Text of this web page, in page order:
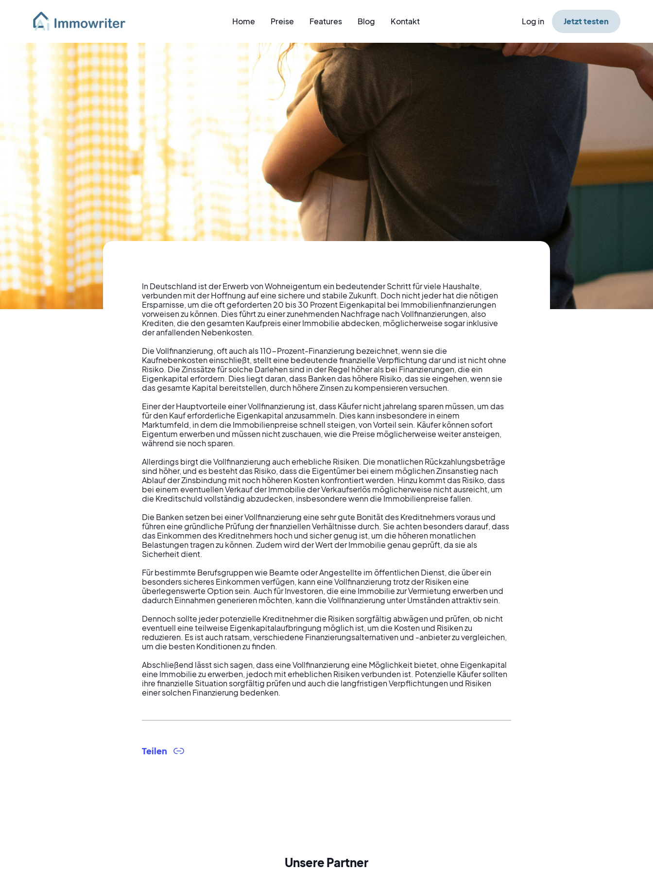
Home Preise Features Blog Kontakt Log in Jetzt testen
Wohneigentum ohne Eigenkapital
Möglichkeiten und Risiken der
Vollfinanzierung in Deutschland
In Deutschland ist der Erwerb von Wohneigentum ein bedeutender Schritt für viele Haushalte,
verbunden mit der Hoffnung auf eine sichere und stabile Zukunft. Doch nicht jeder hat die nötigen
Ersparnisse, um die oft geforderten 20 bis 30 Prozent Eigenkapital bei Immobilienfinanzierungen
vorweisen zu können. Dies führt zu einer zunehmenden Nachfrage nach Vollfinanzierungen, also
Krediten, die den gesamten Kaufpreis einer Immobilie abdecken, möglicherweise sogar inklusive
der anfallenden Nebenkosten.
Die Vollfinanzierung, oft auch als 110-Prozent-Finanzierung bezeichnet, wenn sie die
Kaufnebenkosten einschließt, stellt eine bedeutende finanzielle Verpflichtung dar und ist nicht ohne
Risiko. Die Zinssätze für solche Darlehen sind in der Regel höher als bei Finanzierungen, die ein
Eigenkapital erfordern. Dies liegt daran, dass Banken das höhere Risiko, das sie eingehen, wenn sie
das gesamte Kapital bereitstellen, durch höhere Zinsen zu kompensieren versuchen.
Einer der Hauptvorteile einer Vollfinanzierung ist, dass Käufer nicht jahrelang sparen müssen, um das
für den Kauf erforderliche Eigenkapital anzusammeln. Dies kann insbesondere in einem
Marktumfeld, in dem die Immobilienpreise schnell steigen, von Vorteil sein. Käufer können sofort
Eigentum erwerben und müssen nicht zuschauen, wie die Preise möglicherweise weiter ansteigen,
während sie noch sparen.
Allerdings birgt die Vollfinanzierung auch erhebliche Risiken. Die monatlichen Rückzahlungsbeträge
sind höher, und es besteht das Risiko, dass die Eigentümer bei einem möglichen Zinsanstieg nach
Ablauf der Zinsbindung mit noch höheren Kosten konfrontiert werden. Hinzu kommt das Risiko, dass
bei einem eventuellen Verkauf der Immobilie der Verkaufserlös möglicherweise nicht ausreicht, um
die Kreditschuld vollständig abzudecken, insbesondere wenn die Immobilienpreise fallen.
Die Banken setzen bei einer Vollfinanzierung eine sehr gute Bonität des Kreditnehmers voraus und
führen eine gründliche Prüfung der finanziellen Verhältnisse durch. Sie achten besonders darauf, dass
das Einkommen des Kreditnehmers hoch und sicher genug ist, um die höheren monatlichen
Belastungen tragen zu können. Zudem wird der Wert der Immobilie genau geprüft, da sie als
Sicherheit dient.
Für bestimmte Berufsgruppen wie Beamte oder Angestellte im öffentlichen Dienst, die über ein
besonders sicheres Einkommen verfügen, kann eine Vollfinanzierung trotz der Risiken eine
überlegenswerte Option sein. Auch für Investoren, die eine Immobilie zur Vermietung erwerben und
dadurch Einnahmen generieren möchten, kann die Vollfinanzierung unter Umständen attraktiv sein.
Dennoch sollte jeder potenzielle Kreditnehmer die Risiken sorgfältig abwägen und prüfen, ob nicht
eventuell eine teilweise Eigenkapitalaufbringung möglich ist, um die Kosten und Risiken zu
reduzieren. Es ist auch ratsam, verschiedene Finanzierungsalternativen und -anbieter zu vergleichen,
um die besten Konditionen zu finden.
Abschließend lässt sich sagen, dass eine Vollfinanzierung eine Möglichkeit bietet, ohne Eigenkapital
eine Immobilie zu erwerben, jedoch mit erheblichen Risiken verbunden ist. Potenzielle Käufer sollten
ihre finanzielle Situation sorgfältig prüfen und auch die langfristigen Verpflichtungen und Risiken
einer solchen Finanzierung bedenken.
Teilen
Unsere Partner